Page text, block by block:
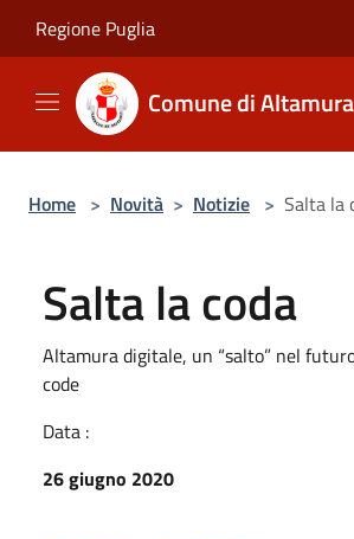
Regione Puglia
Comune di Altamura
Home > Novità > Notizie > Salta la
Salta la coda
Altamura digitale, un “salto” nel
code
Data :
26 giugno 2020